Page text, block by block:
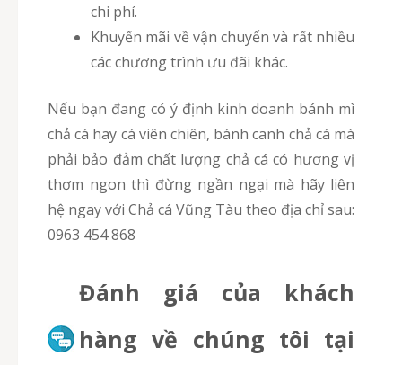
chi phí.
Khuyến mãi về vận chuyển và rất nhiều
các chương trình ưu đãi khác.
Nếu bạn đang có ý định kinh doanh bánh mì
chả cá hay cá viên chiên, bánh canh chả cá mà
phải bảo đảm chất lượng chả cá có hương vị
thơm ngon thì đừng ngần ngại mà hãy liên
hệ ngay với Chả cá Vũng Tàu theo địa chỉ sau:
0963 454 868
Đánh giá của khách
hàng về chúng tôi tại